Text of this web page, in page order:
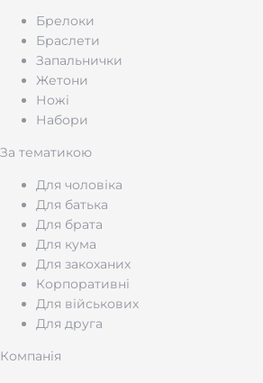
Брелоки
Браслети
Запальнички
Жетони
Ножі
Набори
За тематикою
Для чоловіка
Для батька
Для брата
Для кума
Для закоханих
Корпоративні
Для військових
Для друга
Компанія